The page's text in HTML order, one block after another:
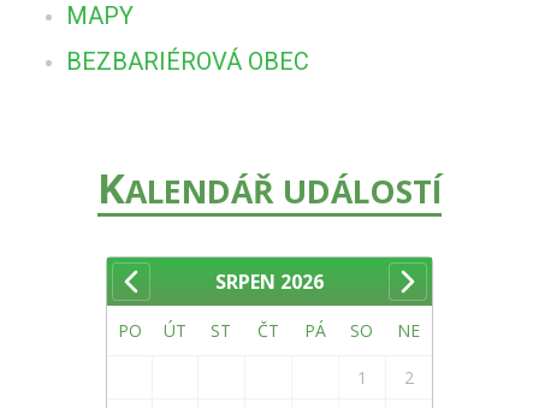
MAPY
BEZBARIÉROVÁ OBEC
KALENDÁŘ UDÁLOSTÍ
SRPEN 2026
PO ÚT ST ČT PÁ SO NE
1
2